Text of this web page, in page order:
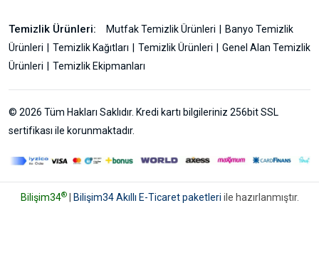
Temizlik Ürünleri: Mutfak Temizlik Ürünleri
Banyo Temizlik
Ürünleri
Temizlik Kağıtları Temizlik Ürünleri
Genel Alan Temizlik
Ürünleri
Temizlik Ekipmanları
© 2026 Tüm Hakları Saklıdır. Kredi kartı bilgileriniz 256bit SSL
sertifikası ile korunmaktadır.
Bilişim34®| Bilişim34 Akıllı E-Ticaret paketleri ile hazırlanmıştır.